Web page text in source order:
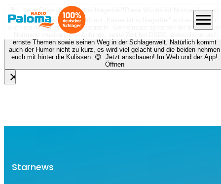
🎙️✨ Neue Folge „Keiner ist schlagerfrei“!
Diese Woche ist Norman Langen
bei Nora zu Gast beim Podcast „Keiner ist schlagerfrei“ und es erwartet
euch ein richtig schönes Gespräch! Gemeinsam sprechen die beiden über
Normans musikalische Anfänge, seine Zeit bei DSDS, persönliche und
ernste Themen sowie seinen Weg in der Schlagerwelt. Natürlich kommt
auch der Humor nicht zu kurz, es wird viel gelacht und die beiden nehmen
euch mit hinter die Kulissen. 😊 Jetzt anschauen! Im Web und der App!
Öffnen
close
menu
Starnews